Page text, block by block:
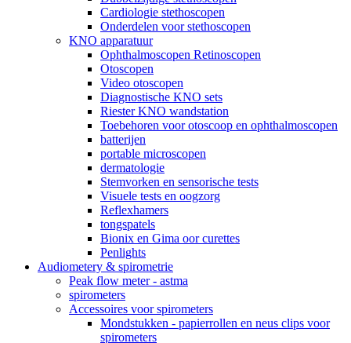
Cardiologie stethoscopen
Onderdelen voor stethoscopen
KNO apparatuur
Ophthalmoscopen Retinoscopen
Otoscopen
Video otoscopen
Diagnostische KNO sets
Riester KNO wandstation
Toebehoren voor otoscoop en ophthalmoscopen
batterijen
portable microscopen
dermatologie
Stemvorken en sensorische tests
Visuele tests en oogzorg
Reflexhamers
tongspatels
Bionix en Gima oor curettes
Penlights
Audiometery & spirometrie
Peak flow meter - astma
spirometers
Accessoires voor spirometers
Mondstukken - papierrollen en neus clips voor
spirometers